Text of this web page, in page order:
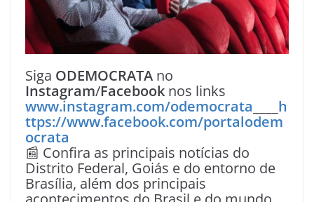
Siga ODEMOCRATA no
Instagram/Facebook nos links
www.instagram.com/odemocrata
h
ttps://www.facebook.com/portalodem
ocrata
📰 Confira as principais notícias do
Distrito Federal, Goiás e do entorno de
Brasília, além dos principais